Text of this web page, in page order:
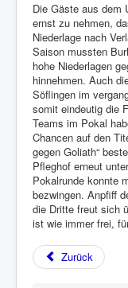
Die Gäste aus dem
ernst zu nehmen,
Niederlage nach
Saison mussten
hohe Niederlagen
hinnehmen. Auch
Söflingen im
somit eindeutig die
Teams im Pokal
Chancen auf den
gegen Goliath“
Pfleghof erneut
Pokalrunde konnte
bezwingen. Anpfiff
die Dritte freut sich
ist wie immer frei,
Zurück